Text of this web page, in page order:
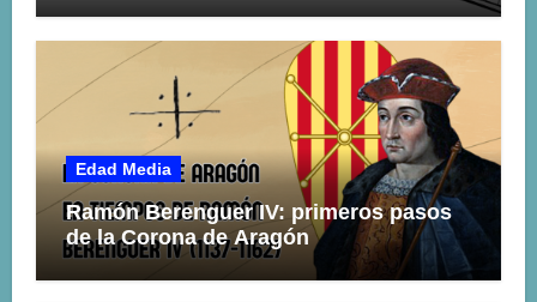
Edad Media
Ramón Berenguer IV: primeros pasos
de la Corona de Aragón